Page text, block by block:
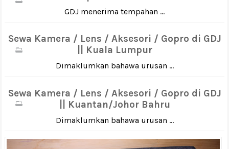
GDJ menerima tempahan ...
Sewa Kamera / Lens / Aksesori / Gopro di GDJ
|| Kuala Lumpur
Dimaklumkan bahawa urusan ...
Sewa Kamera / Lens / Aksesori / Gopro di GDJ
|| Kuantan/Johor Bahru
Dimaklumkan bahawa urusan ...